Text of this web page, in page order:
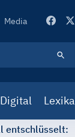
Media
Digital Lexika
entschlüsselt: